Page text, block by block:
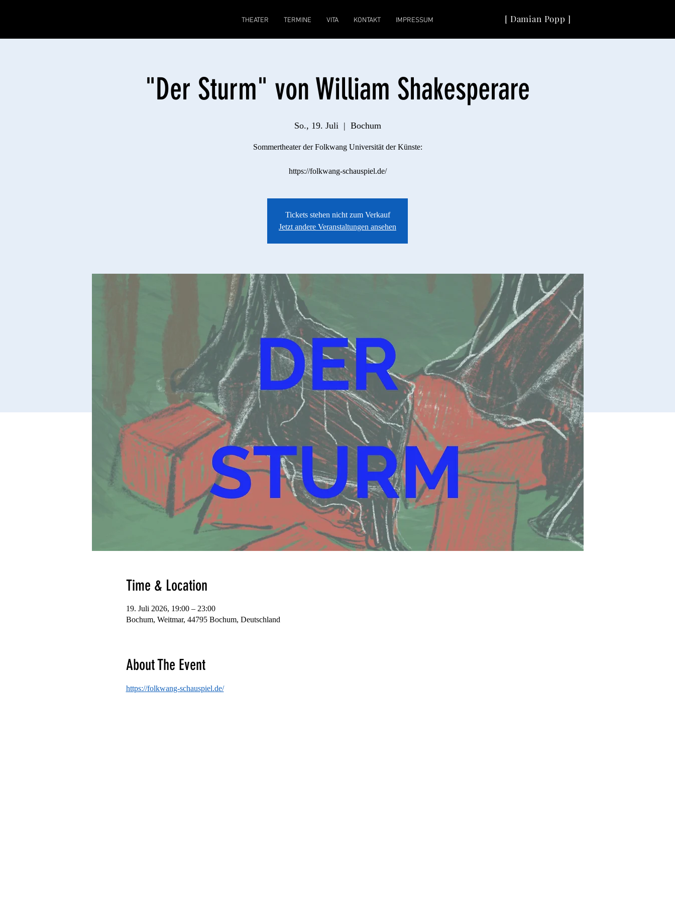
THEATER TERMINE VITA KONTAKT IMPRESSUM [ Damian Popp ]
"Der Sturm" von William Shakesperare
So., 19. Juli
  |
Bochum
Sommertheater der Folkwang Universität der Künste:
https://folkwang-schauspiel.de/
Tickets stehen nicht zum Verkauf
Jetzt andere Veranstaltungen ansehen
Time & Location
19. Juli 2026, 19:00 – 23:00
Bochum, Weitmar, 44795 Bochum, Deutschland
About The Event
https://folkwang-schauspiel.de/